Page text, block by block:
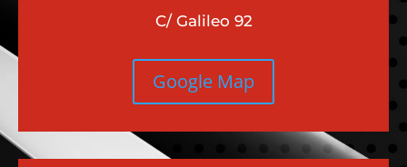
C/ Galileo 92
Google Map